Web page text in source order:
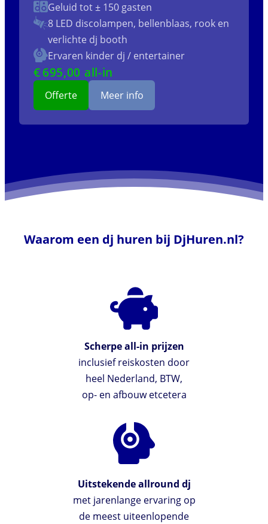
Geluid tot ± 150 gasten
8 LED discolampen, bellenblaas, rook en
verlichte dj booth
Ervaren kinder dj / entertainer
€ 695,00 all-in
Offerte Meer info
Waarom een dj huren bij DjHuren.nl?
Scherpe all-in prijzen
inclusief reiskosten door
heel Nederland, BTW,
op- en afbouw etcetera
Uitstekende allround dj
met jarenlange ervaring op
de meest uiteenlopende